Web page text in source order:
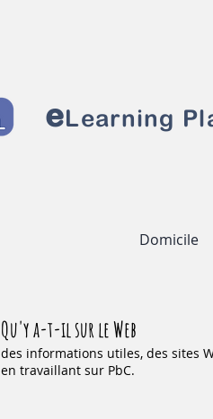
eLearning
Domicile
Qu'y a-t-il sur le Web
des informations utiles, des sites
en travaillant sur PbC.